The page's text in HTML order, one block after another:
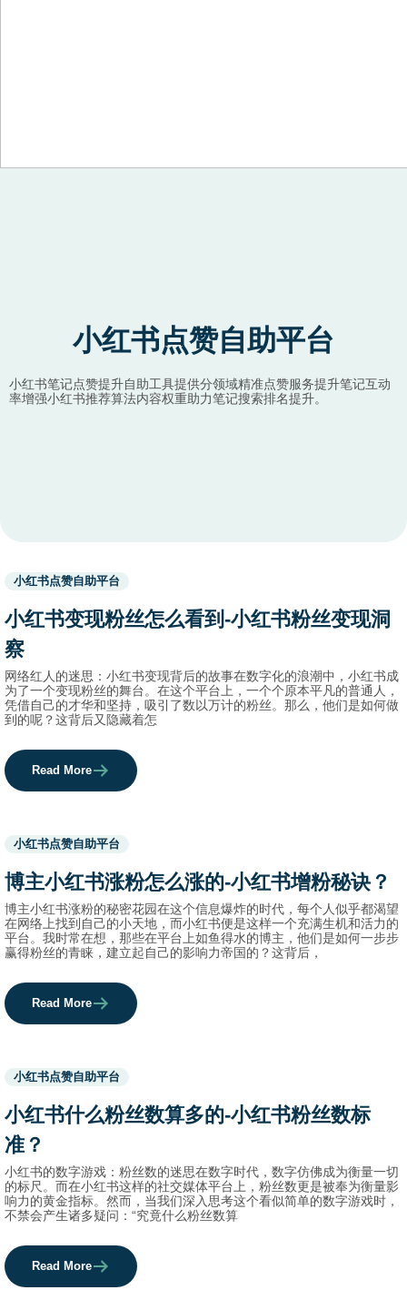
小红书点赞自助平台
小红书笔记点赞提升自助工具提供分领域精准点赞服务提升笔记互动
率增强小红书推荐算法内容权重助力笔记搜索排名提升。
Used
before
names.
小红书点赞自助平台
小红书变现粉丝怎么看到-小红书粉丝变现洞
察
网络红人的迷思：小红书变现背后的故事在数字化的浪潮中，小红书成
为了一个变现粉丝的舞台。在这个平台上，一个个原本平凡的普通人，
凭借自己的才华和坚持，吸引了数以万计的粉丝。那么，他们是如何做
到的呢？这背后又隐藏着怎
Read More
Used
before
category
names.
小红书点赞自助平台
博主小红书涨粉怎么涨的-小红书增粉秘诀？
博主小红书涨粉的秘密花园在这个信息爆炸的时代，每个人似乎都渴望
在网络上找到自己的小天地，而小红书便是这样一个充满生机和活力的
平台。我时常在想，那些在平台上如鱼得水的博主，他们是如何一步步
赢得粉丝的青睐，建立起自己的影响力帝国的？这背后，
Read More
Used
before
names.
小红书点赞自助平台
小红书什么粉丝数算多的-小红书粉丝数标
准？
小红书的数字游戏：粉丝数的迷思在数字时代，数字仿佛成为衡量一切
的标尺。而在小红书这样的社交媒体平台上，粉丝数更是被奉为衡量影
响力的黄金指标。然而，当我们深入思考这个看似简单的数字游戏时，
不禁会产生诸多疑问：“究竟什么粉丝数算
Read More